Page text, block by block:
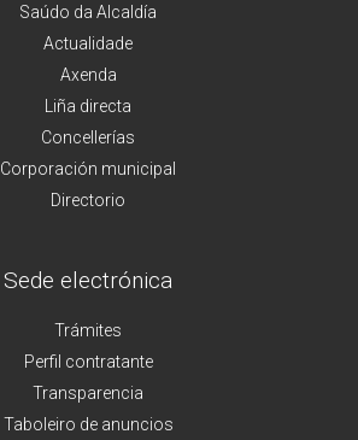
Saúdo da Alcaldía
Actualidade
Axenda
Liña directa
Concellerías
Corporación municipal
Directorio
Sede electrónica
Trámites
Perfil contratante
Transparencia
Taboleiro de anuncios